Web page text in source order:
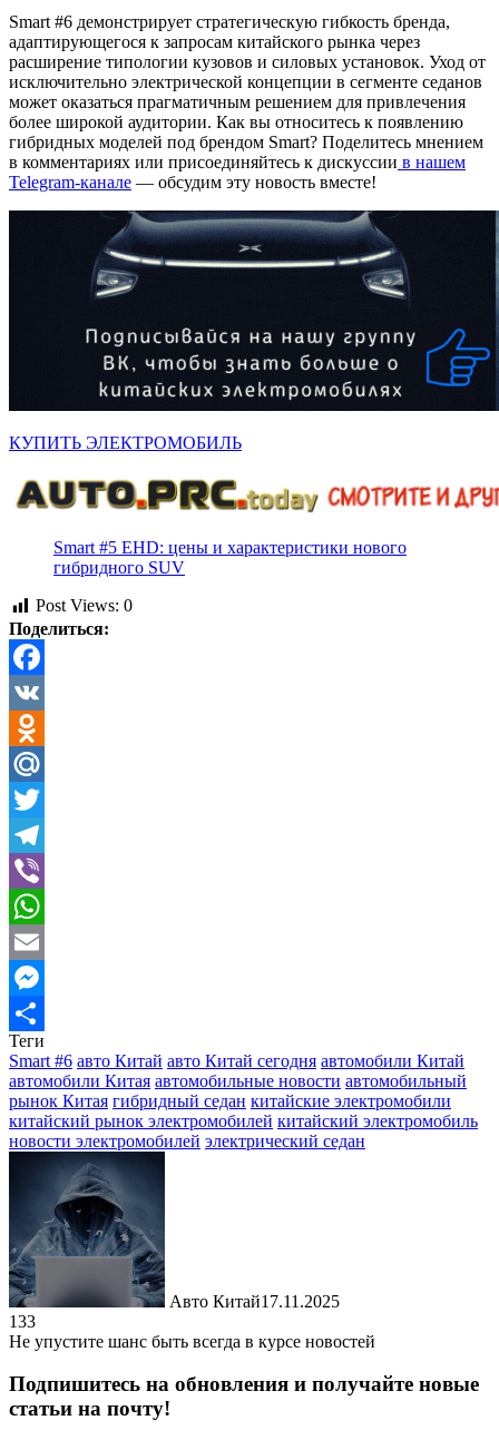
Smart #6 демонстрирует стратегическую гибкость бренда,
адаптирующегося к запросам китайского рынка через
расширение типологии кузовов и силовых установок. Уход от
исключительно электрической концепции в сегменте седанов
может оказаться прагматичным решением для привлечения
более широкой аудитории. Как вы относитесь к появлению
гибридных моделей под брендом Smart? Поделитесь мнением
в комментариях или присоединяйтесь к дискуссии в нашем
Telegram-канале — обсудим эту новость вместе!
КУПИТЬ ЭЛЕКТРОМОБИЛЬ
Smart #5 EHD: цены и характеристики нового
гибридного SUV
Post Views: 0
Поделиться:
Facebook
VK
Odnoklassniki
Mail.Ru
Twitter
Telegram
Viber
WhatsApp
Email
Messenger
Отправить
Теги
Smart #6 авто Китай авто Китай сегодня автомобили Китай
автомобили Китая автомобильные новости автомобильный
рынок Китая гибридный седан китайские электромобили
китайский рынок электромобилей китайский электромобиль
новости электромобилей электрический седан
Авто Китай17.11.2025
133
Не упустите шанс быть всегда в курсе новостей
Подпишитесь на обновления и получайте новые
статьи на почту!